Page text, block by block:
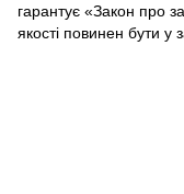
гарантує «Закон про
якості повинен бути у